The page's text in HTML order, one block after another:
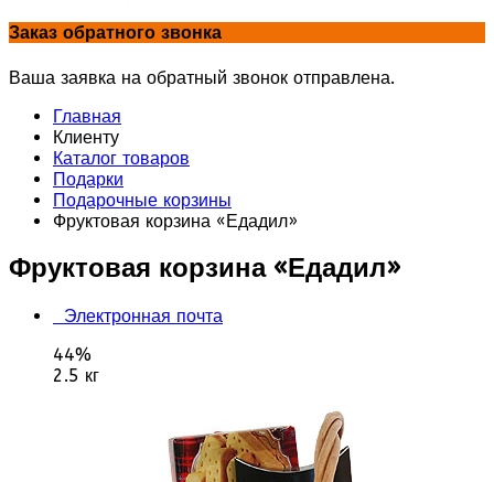
Заказ обратного звонка
Ваша заявка на обратный звонок отправлена.
Главная
Клиенту
Каталог товаров
Подарки
Подарочные корзины
Фруктовая корзина «Едадил»
Фруктовая корзина «Едадил»
Электронная почта
44%
2.5 кг